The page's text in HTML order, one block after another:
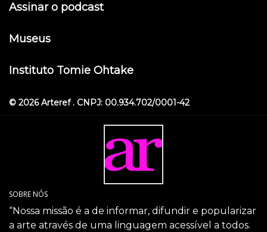
Assinar o podcast
Museus
Instituto Tomie Ohtake
© 2026 Arteref . CNPJ: 00.934.702/0001-42
SOBRE NÓS
“Nossa missão é a de informar, difundir e popularizar
a arte através de uma linguagem acessível a todos.